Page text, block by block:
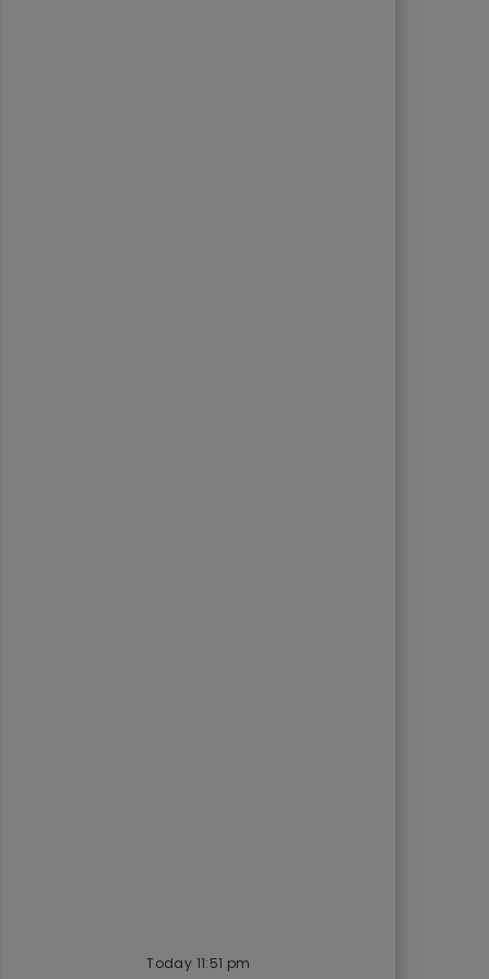
Today 11:51 pm